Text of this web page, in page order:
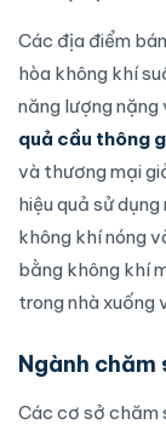
Các địa điểm
hòa không khí
năng lượng nặng
quả cầu thông
và thương mại
hiệu quả sử
không khí nóng
bằng không khí
trong nhà xuống
Ngành chăm
Các cơ sở chăm